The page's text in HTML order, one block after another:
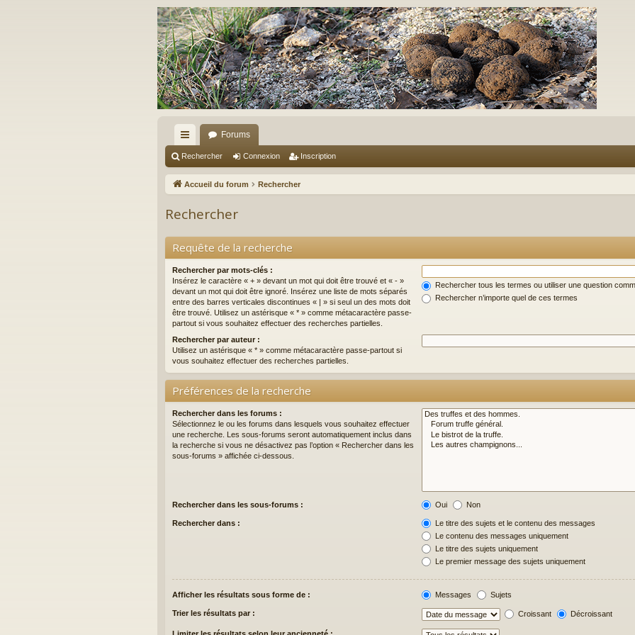
ac
co
ci
Forums
Rechercher Connexion Inscription
Accueil du forum Rechercher
Rechercher
Requête de la recherche
Rechercher par mots-clés :
Insérez le caractère « + » devant un mot qui doit être trouvé et « - »
devant un mot qui doit être ignoré. Insérez une liste de mots séparés
entre des barres verticales discontinues « | » si seul un des mots doit
être trouvé. Utilisez un astérisque « * » comme métacaractère passe-
partout si vous souhaitez effectuer des recherches partielles.
Rechercher tous les termes ou utiliser une question
Rechercher n’importe quel de ces termes
Rechercher par auteur :
Utilisez un astérisque « * » comme métacaractère passe-partout si
vous souhaitez effectuer des recherches partielles.
Préférences de la recherche
Rechercher dans les forums :
Sélectionnez le ou les forums dans lesquels vous souhaitez effectuer
une recherche. Les sous-forums seront automatiquement inclus dans
la recherche si vous ne désactivez pas l’option « Rechercher dans les
sous-forums » affichée ci-dessous.
Rechercher dans les sous-forums : Oui Non
Rechercher dans :
Le titre des sujets et le contenu des messages
Le contenu des messages uniquement
Le titre des sujets uniquement
Le premier message des sujets uniquement
Afficher les résultats sous forme de : Messages Sujets
Trier les résultats par : Croissant Décroissant